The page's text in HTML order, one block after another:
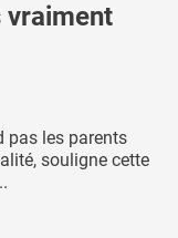
vraiment
pas les parents
souligne cette